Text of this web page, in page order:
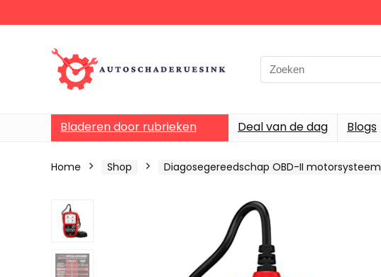
Bladeren door rubrieken Deal van de dag Blogs
Home Shop Diagosegereedschap OBD-II motorsysteem